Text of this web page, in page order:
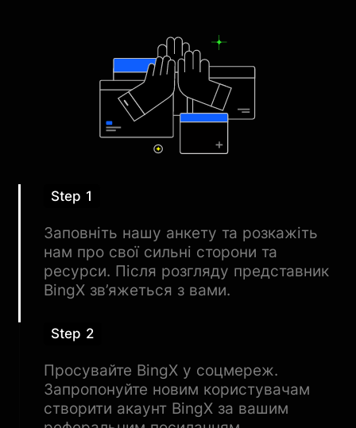
Step 1
Заповніть нашу анкету та розкажіть
нам про свої сильні сторони та
ресурси. Після розгляду представник
BingX зв’яжеться з вами.
Step 2
Просувайте BingX у соцмереж.
Запропонуйте новим користувачам
створити акаунт BingX за вашим